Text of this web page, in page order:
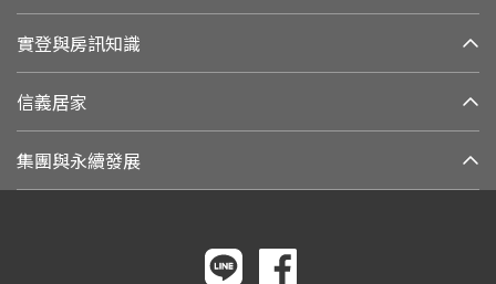
實登與房訊知識
信義居家
集團與永續發展